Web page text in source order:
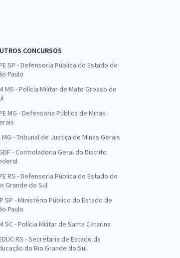
CONCURSOS
SP - Defensoria Pública do Estado de
Paulo
MS - Polícia Militar de Mato Grosso do
MG - Defensoria Pública de Minas
MG - Tribunal de Justiça de Minas Gerais
- Controladoria Geral do Distrito
RS - Defensoria Pública do Estado do
Grande do Sul
SP - Ministério Público do Estado de
Paulo
SC - Polícia Militar de Santa Catarina
RS - Secretaria de Estado da
do Rio Grande do Sul